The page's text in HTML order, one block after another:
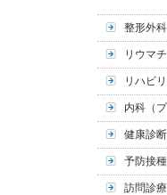
整形外科
リウマ
リハビ
内科（
健康診断
予防接種
訪問診